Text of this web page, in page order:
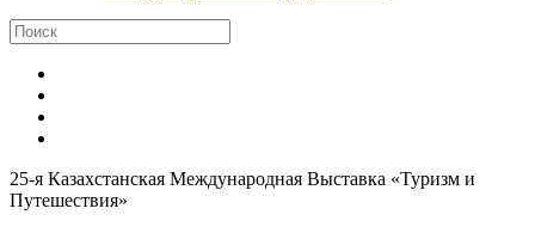
25-я Казахстанская Международная Выставка «Туризм и
Путешествия»